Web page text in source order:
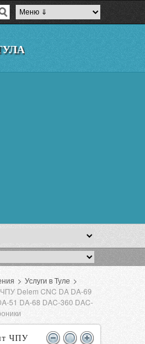
> Услуги в Туле >
Delem CNC DA DA-69
51 DA-68 DAC-360 DAC-
ЧПУ